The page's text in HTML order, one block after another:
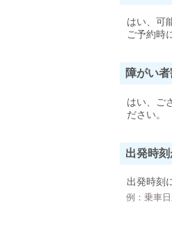
はい、可
ご予約時
障がい
はい、ご
ださい。
出発時
出発時刻
例：乗車